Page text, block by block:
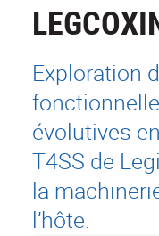
Exploration
évolutives
T4SS de
la
l’hôte.